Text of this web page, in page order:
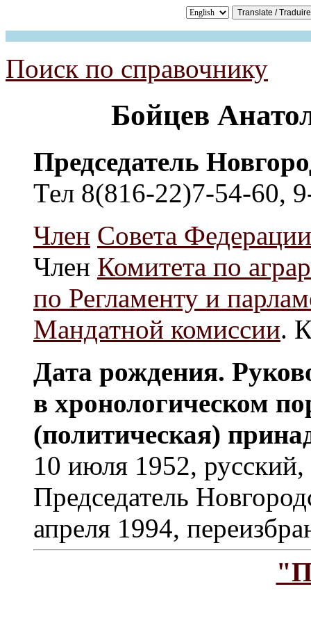
Поиск по справочнику
Бойцев
Председатель
Тел 8(816-22)7-54-60,
Член Совета Федерации
Член Комитета по
по Регламенту и
Мандатной комиссии.
Дата рождения.
в хронологическом
(политическая)
10 июля 1952,
Председатель
апреля 1994,